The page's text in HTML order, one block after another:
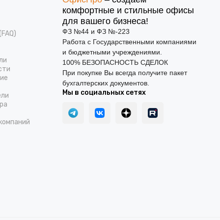
комфортные и стильные офисы
для вашего бизнеса!
ФЗ №44 и ФЗ №-223
Работа с Государственными компаниями
и бюджетными учреждениями.
100% БЕЗОПАСНОСТЬ СДЕЛОК
При покупке Вы всегда получите пакет
бухгалтерских документов.
Мы в социальных сетях